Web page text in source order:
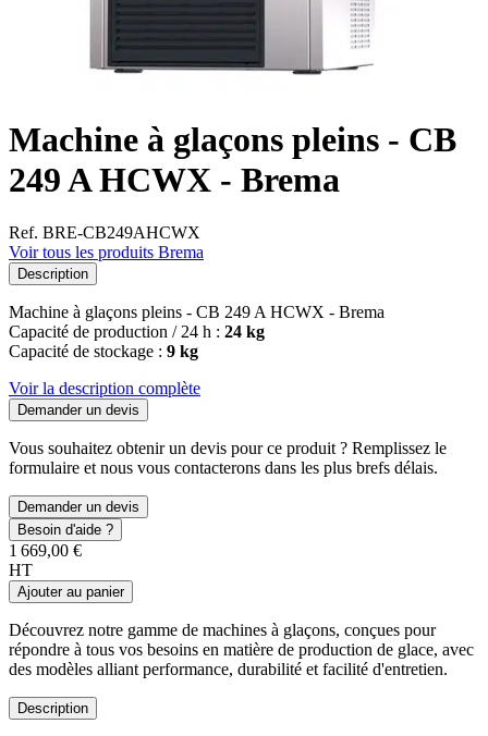
Machine à glaçons pleins - CB
249 A HCWX - Brema
Ref. BRE-CB249AHCWX
Voir tous les produits Brema
Description
Machine à glaçons pleins - CB 249 A HCWX - Brema
Capacité de production / 24 h : 24 kg
Capacité de stockage : 9 kg
Voir la description complète
Demander un devis
Vous souhaitez obtenir un devis pour ce produit ? Remplissez le
formulaire et nous vous contacterons dans les plus brefs délais.
Demander un devis
Besoin d'aide ?
1 669,00 €
HT
Ajouter au panier
Découvrez notre gamme de machines à glaçons, conçues pour
répondre à tous vos besoins en matière de production de glace, avec
des modèles alliant performance, durabilité et facilité d'entretien.
Description